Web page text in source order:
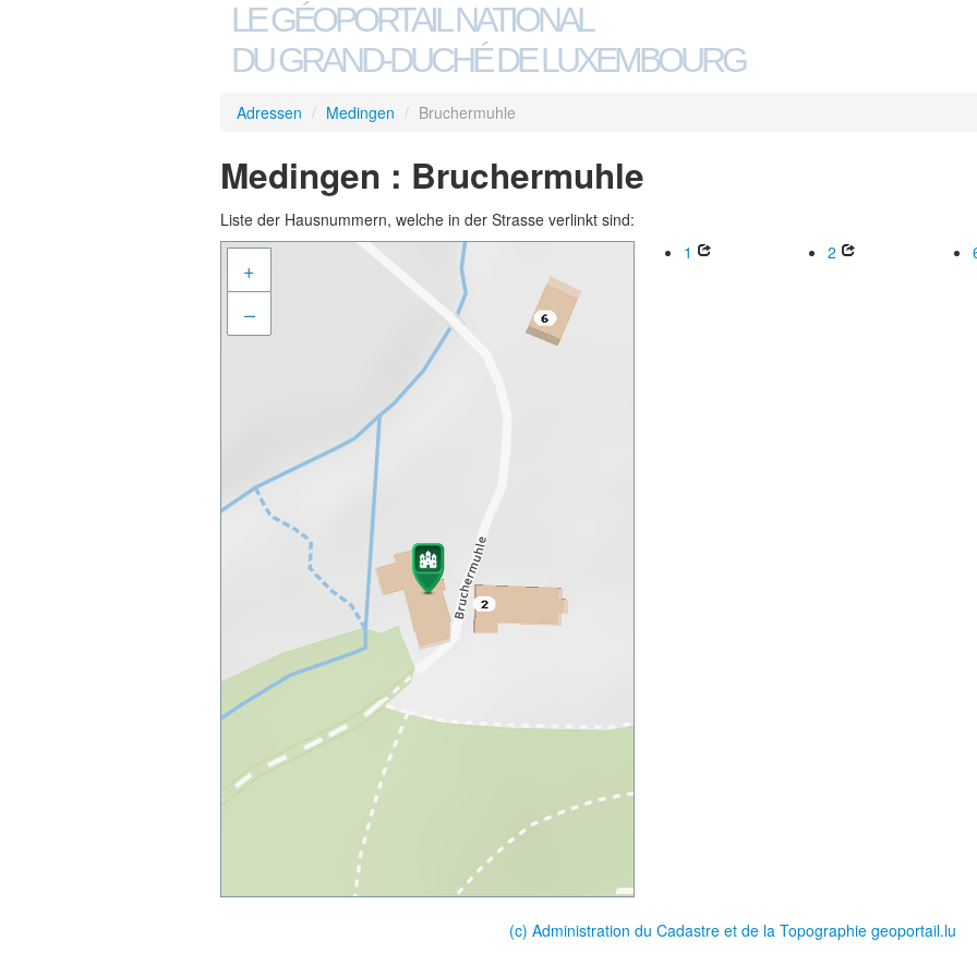
LE GÉOPORTAIL NATIONAL
DU GRAND-DUCHÉ DE LUXEMBOURG
Adressen / Medingen / Bruchermuhle
Medingen : Bruchermuhle
Liste der Hausnummern, welche in der Strasse verlinkt sind:
+
–
1 2
(c) Administration du Cadastre et de la Topographie geoportail.lu